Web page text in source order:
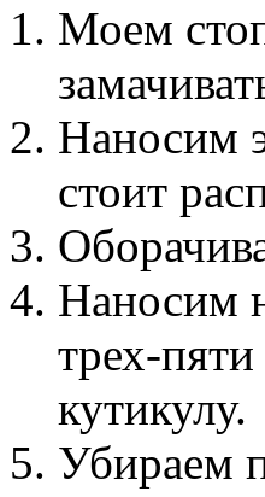
Моем
Наносим
стоит
Наносим
трех-
кутикулу.
Убираем